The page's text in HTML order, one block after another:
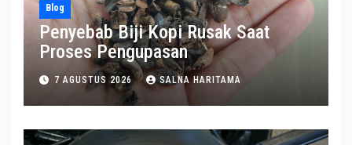
Blog
Penyebab Biji Kopi Rusak Saat
Proses Pengupasan
7 AGUSTUS 2026 SALNA HARITAMA